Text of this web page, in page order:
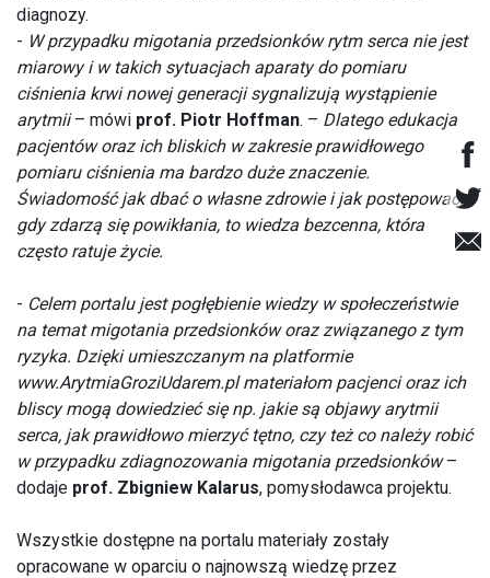
diagnozy.
- W przypadku migotania przedsionków rytm serca nie jest
miarowy i w takich sytuacjach aparaty do pomiaru
ciśnienia krwi nowej generacji sygnalizują wystąpienie
arytmii– mówi prof. Piotr Hoffman. – Dlatego edukacja
pacjentów oraz ich bliskich w zakresie prawidłowego
pomiaru ciśnienia ma bardzo duże znaczenie.
Świadomość jak dbać o własne zdrowie i jak postępować,
gdy zdarzą się powikłania, to wiedza bezcenna, która
często ratuje życie.
- Celem portalu jest pogłębienie wiedzy w społeczeństwie
na temat migotania przedsionków oraz związanego z tym
ryzyka. Dzięki umieszczanym na platformie
www.ArytmiaGroziUdarem.plmateriałom pacjenci oraz ich
bliscy mogą dowiedzieć się np. jakie są objawy arytmii
serca, jak prawidłowo mierzyć tętno, czy też co należy robić
w przypadku zdiagnozowania migotania przedsionków–
dodaje prof. Zbigniew Kalarus, pomysłodawca projektu.
Wszystkie dostępne na portalu materiały zostały
opracowane w oparciu o najnowszą wiedzę przez